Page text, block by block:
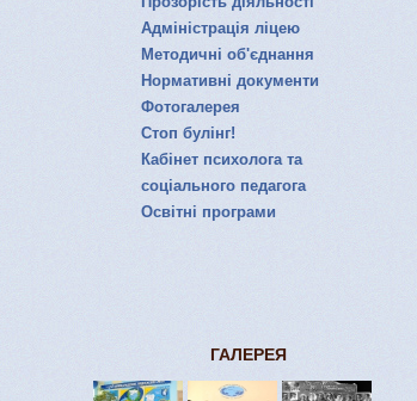
Адміністрація ліцею
Методичні об'єднання
Нормативні документи
Фотогалерея
Стоп булінг!
Кабінет психолога та
соціального педагога
Освітні програми
ГАЛЕРЕЯ